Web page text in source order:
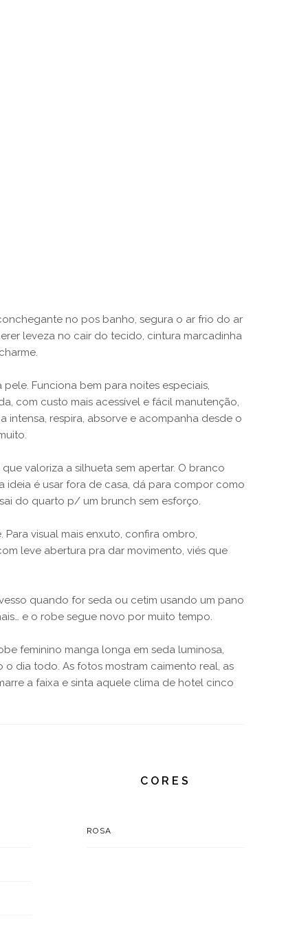
no pos banho, segura o ar frio do ar
leveza no cair do tecido, cintura marcadinha
Funciona bem para noites especiais,
com custo mais acessível e fácil manutenção,
respira, absorve e acompanha desde o
valoriza a silhueta sem apertar. O branco
ideia é usar fora de casa, dá para compor como
do quarto p/ um brunch sem esforço.
visual mais enxuto, confira ombro,
leve abertura pra dar movimento, viés que
quando for seda ou cetim usando um pano
e o robe segue novo por muito tempo.
feminino manga longa em seda luminosa,
dia todo. As fotos mostram caimento real, as
a faixa e sinta aquele clima de hotel cinco
CORES
ROSA